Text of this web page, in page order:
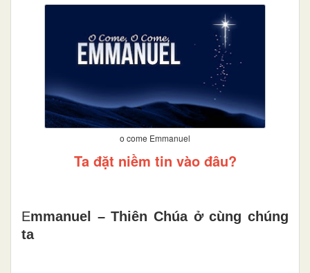
o come Emmanuel
Ta đặt niềm tin vào đâu?
Emmanuel – Thiên Chúa ở cùng chúng
ta